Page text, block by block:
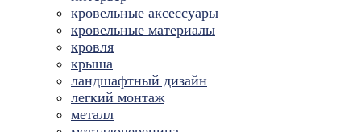
кровельные аксессуары
кровельные материалы
кровля
крыша
ландшафтный дизайн
легкий монтаж
металл